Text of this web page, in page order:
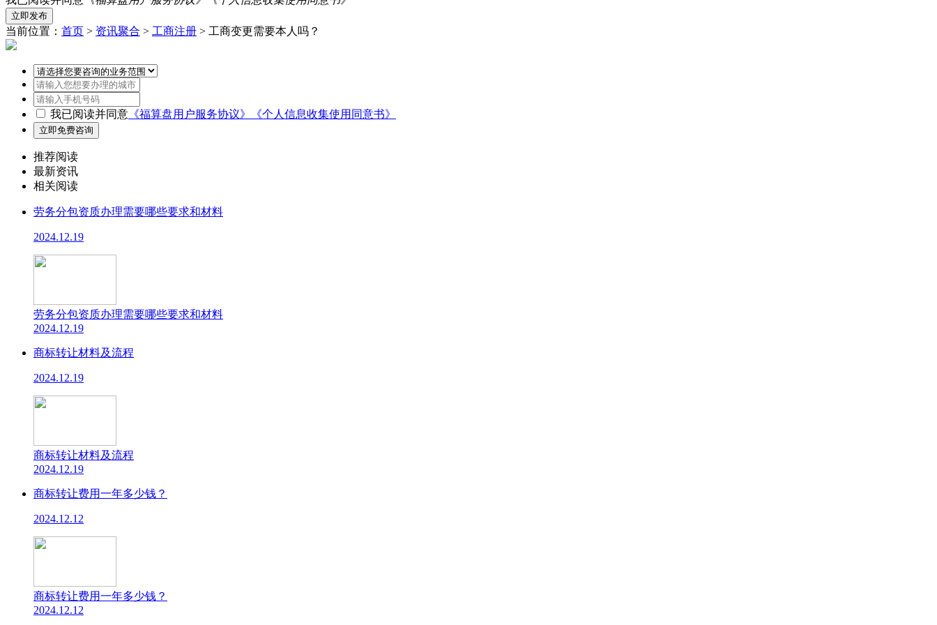
当前位置： 首页 > 资讯聚合 > 工商注册 > 工商变更需要本人吗？
我已阅读并同意 《福算盘用户服务协议》 《个人信息收集使用同意书》
推荐阅读
最新资讯
相关阅读
劳务分包资质办理需要哪些要求和材料
2024.12.19
劳务分包资质办理需要哪些要求和材料
2024.12.19
商标转让材料及流程
2024.12.19
商标转让材料及流程
2024.12.19
商标转让费用一年多少钱？
2024.12.12
商标转让费用一年多少钱？
2024.12.12